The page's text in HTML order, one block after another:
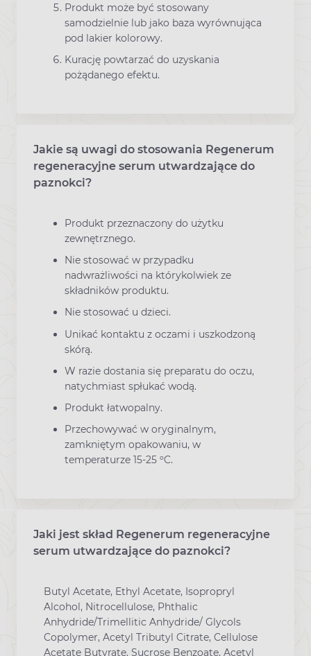
Produkt może być stosowany
samodzielnie lub jako baza wyrównująca
pod lakier kolorowy.
Kurację powtarzać do uzyskania
pożądanego efektu.
Jakie są uwagi do stosowania Regenerum
regeneracyjne serum utwardzające do
paznokci?
Produkt przeznaczony do użytku
zewnętrznego.
Nie stosować w przypadku
nadwrażliwości na którykolwiek ze
składników produktu.
Nie stosować u dzieci.
Unikać kontaktu z oczami i uszkodzoną
skórą.
W razie dostania się preparatu do oczu,
natychmiast spłukać wodą.
Produkt łatwopalny.
Przechowywać w oryginalnym,
zamkniętym opakowaniu, w
temperaturze 15-25 ºC.
Jaki jest skład Regenerum regeneracyjne
serum utwardzające do paznokci?
Butyl Acetate, Ethyl Acetate, Isopropryl
Alcohol, Nitrocellulose, Phthalic
Anhydride/Trimellitic Anhydride/ Glycols
Copolymer, Acetyl Tributyl Citrate, Cellulose
Acetate Butyrate, Sucrose Benzoate, Acetyl